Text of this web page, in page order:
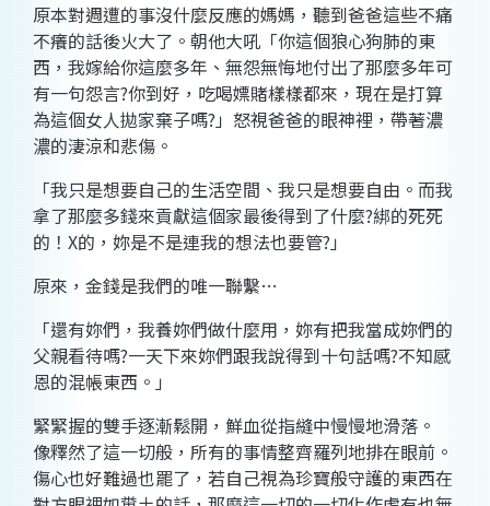
原本對週遭的事沒什麼反應的媽媽，聽到爸爸這些不痛
不癢的話後火大了。朝他大吼「你這個狼心狗肺的東
西，我嫁給你這麼多年、無怨無悔地付出了那麼多年可
有一句怨言?你到好，吃喝嫖賭樣樣都來，現在是打算
為這個女人拋家棄子嗎?」怒視爸爸的眼神裡，帶著濃
濃的淒涼和悲傷。
「我只是想要自己的生活空間、我只是想要自由。而我
拿了那麼多錢來貢獻這個家最後得到了什麼?綁的死死
的！X的，妳是不是連我的想法也要管?」
原來，金錢是我們的唯一聯繫…
「還有妳們，我養妳們做什麼用，妳有把我當成妳們的
父親看待嗎?一天下來妳們跟我說得到十句話嗎?不知感
恩的混帳東西。」
緊緊握的雙手逐漸鬆開，鮮血從指縫中慢慢地滑落。
像釋然了這一切般，所有的事情整齊羅列地排在眼前。
傷心也好難過也罷了，若自己視為珍寶般守護的東西在